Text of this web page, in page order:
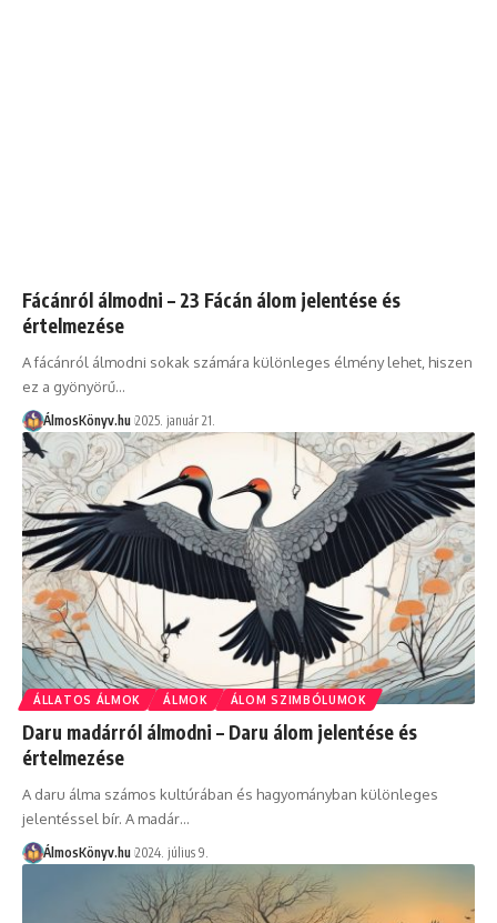
Fácánról álmodni – 23 Fácán álom jelentése és
értelmezése
A fácánról álmodni sokak számára különleges élmény lehet, hiszen
ez a gyönyörű…
ÁlmosKönyv.hu 2025. január 21.
ÁLLATOS ÁLMOK ÁLMOK ÁLOM SZIMBÓLUMOK
Daru madárról álmodni – Daru álom jelentése és
értelmezése
A daru álma számos kultúrában és hagyományban különleges
jelentéssel bír. A madár…
ÁlmosKönyv.hu 2024. július 9.